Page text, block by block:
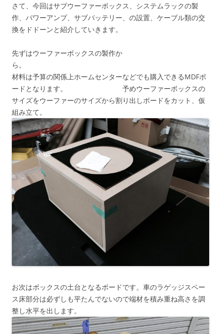
さて、今回はサブウーファーボックス、システムラックの製
作、パワーアンプ、サブバッテリー、の設置、ケーブル類の交
換をドドーンと紹介していきます。
先ずはウーファーボックスの製作か
ら。
材料は予算の関係上ホームセンターなどでも購入できるMDFボ
ードとなります。 予めウーファーボックスの
サイズをウーファーのサイズから割り出しボードをカット、仮
組み立て。
お次はボックスの土台となるボードです。車のラゲッジスペー
ス床部分は必ずしも平たんでないので端材を積み重ね高さを調
整し水平を出します。